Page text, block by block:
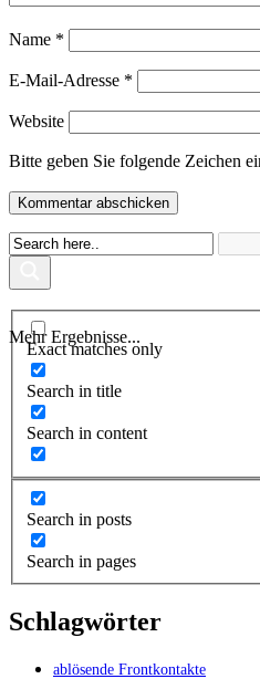
Name *
E-Mail-Adresse *
Website
Bitte geben Sie folgende Zeichen
Mehr Ergebnisse...
Exact matches only
Search in title
Search in content
Search in posts
Search in pages
Schlagwörter
ablösende Frontkontakte